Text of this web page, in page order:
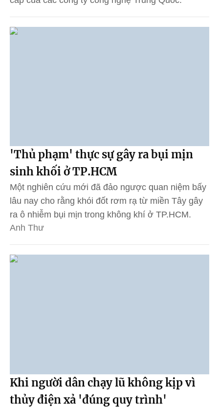
'Thủ phạm' thực sự gây ra bụi mịn
sinh khối ở TP.HCM
Một nghiên cứu mới đã đảo ngược quan niệm bấy
lâu nay cho rằng khói đốt rơm rạ từ miền Tây gây
ra ô nhiễm bụi mịn trong không khí ở TP.HCM.
Anh Thư
Khi người dân chạy lũ không kịp vì
thủy điện xả 'đúng quy trình'